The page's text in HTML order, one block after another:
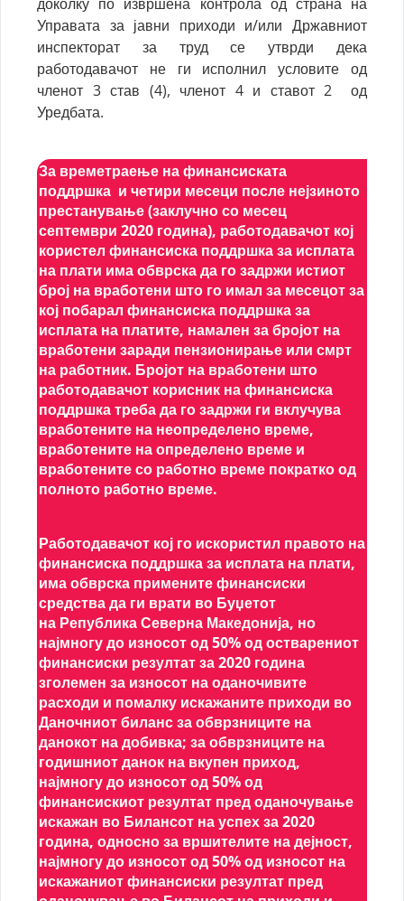
Управата за јавни приходи и/или Државниот
инспекторат за труд се утврди дека
работодавачот не ги исполнил условите од
членот 3 став (4), членот 4 и ставот 2 од
Уредбата.
За времетраење на финансиската
поддршка и четири месеци после нејзиното
престанување (заклучно со месец
септември 2020 година), работодавачот кој
користел финансиска поддршка за исплата
на плати има обврска да го задржи истиот
број на вработени што го имал за месецот за
кој побарал финансиска поддршка за
исплата на платите, намален за бројот на
вработени заради пензионирање или смрт
на работник. Бројот на вработени што
работодавачот корисник на финансиска
поддршка треба да го задржи ги вклучува
вработените на неопределено време,
вработените на определено време и
вработените со работно време пократко од
полното работно време.
Работодавачот кој го искористил правото на
финансиска поддршка за исплата на плати,
има обврска примените финансиски
средства да ги врати во Буџетот
на Република Северна Македонија, но
најмногу до износот од 50% од остварениот
финансиски резултат за 2020 година
зголемен за износот на оданочивите
расходи и помалку искажаните приходи во
Даночниот биланс за обврзниците на
данокот на добивка; за обврзниците на
годишниот данок на вкупен приход,
најмногу до износот од 50% од
финансискиот резултат пред оданочување
искажан во Билансот на успех за 2020
година, односно за вршителите на дејност,
најмногу до износот од 50% од износот на
искажаниот финансиски резултат пред